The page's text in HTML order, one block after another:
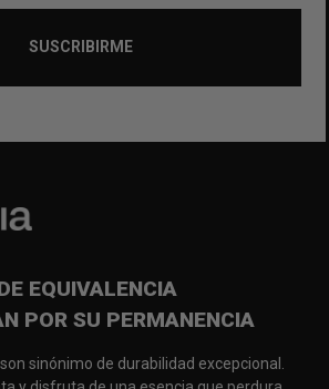
SUSCRIBIRME
EQUIVALENCIA
POR SU PERMANENCIA
sinónimo de durabilidad excepcional.